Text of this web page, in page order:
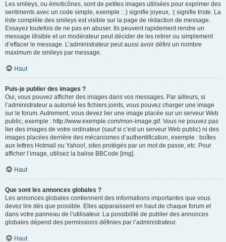
Les smileys, ou émoticônes, sont de petites images utilisées pour exprimer des
sentiments avec un code simple, exemple : :) signifie joyeux, :( signifie triste. La
liste complète des smileys est visible sur la page de rédaction de message.
Essayez toutefois de ne pas en abuser. Ils peuvent rapidement rendre un
message illisible et un modérateur peut décider de les retirer ou simplement
d’effacer le message. L’administrateur peut aussi avoir défini un nombre
maximum de smileys par message.
Haut
Puis-je publier des images ?
Oui, vous pouvez afficher des images dans vos messages. Par ailleurs, si
l’administrateur a autorisé les fichiers joints, vous pouvez charger une image
sur le forum. Autrement, vous devez lier une image placée sur un serveur Web
public, exemple : http://www.exemple.com/mon-image.gif. Vous ne pouvez pas
lier des images de votre ordinateur (sauf si c’est un serveur Web public) ni des
images placées derrière des mécanismes d’authentification, exemple : boîtes
aux lettres Hotmail ou Yahoo!, sites protégés par un mot de passe, etc. Pour
afficher l’image, utilisez la balise BBCode [img].
Haut
Que sont les annonces globales ?
Les annonces globales contiennent des informations importantes que vous
devez lire dès que possible. Elles apparaissent en haut de chaque forum et
dans votre panneau de l’utilisateur. La possibilité de publier des annonces
globales dépend des permissions définies par l’administrateur.
Haut